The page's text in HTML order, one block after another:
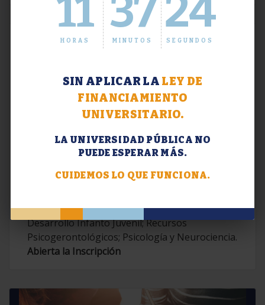
11
HORAS
37
MINUTOS
25
SEGUNDOS
SIN APLICAR LA LEY DE
FINANCIAMIENTO
UNIVERSITARIO.
LA UNIVERSIDAD PÚBLICA NO
PUEDE ESPERAR MÁS.
CUIDEMOS LO QUE FUNCIONA.
Extensión. Diplomaturas 2026.
Contemporáneas; Problemáticas en el
Desarrollo Infanto Juvenil; Recursos
Psicogerontológicos; Psicología y Neurociencia.
Abierta la Inscripción